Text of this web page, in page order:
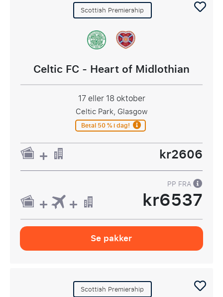
Scottish Premiership
Celtic FC - Heart of Midlothian
17 eller 18 oktober
Celtic Park, Glasgow
Betal 50 % i dag!
kr2606
PP FRA
kr6537
Se pakker
Scottish Premiership